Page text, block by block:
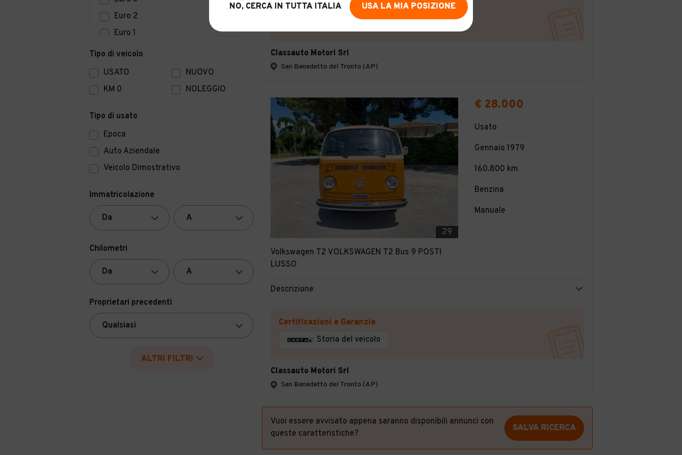
Euro 2
Euro 1
Euro 0
Tipo di veicolo
USATO
NUOVO
KM 0
NOLEGGIO
Tipo di usato
Epoca
Auto Aziendale
Veicolo Dimostrativo
Immatricolazione
Chilometri
Proprietari precedenti
ALTRI FILTRI
Certificazioni e Garanzie
Storia del veicolo
Classauto Motori Srl
San Benedetto del Tronto (AP)
29
Volkswagen T2 VOLKSWAGEN T2 Bus 9 POSTI
LUSSO
€ 28.000
Usato
Gennaio 1979
160.800 km
Benzina
Manuale
Descrizione
Certificazioni e Garanzie
Storia del veicolo
Classauto Motori Srl
San Benedetto del Tronto (AP)
Vuoi essere avvisato appena saranno disponibili annunci con
queste caratteristiche?
SALVA RICERCA
NO, CERCA IN TUTTA ITALIA USA LA MIA POSIZIONE